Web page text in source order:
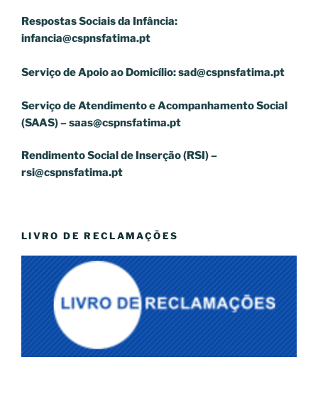
Respostas Sociais da Infância:
infancia@cspnsfatima.pt
Serviço de Apoio ao Domicílio:sad@cspnsfatima.pt
Serviço de Atendimento e Acompanhamento Social
(SAAS) –saas@cspnsfatima.pt
Rendimento Social de Inserção (RSI) –
rsi@cspnsfatima.pt
LIVRO DE RECLAMAÇÕES